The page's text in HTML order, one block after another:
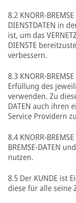
8.2 KNORR-
DIENSTDATEN in
ist, um das
DIENSTE
verbessern.
8.3 KNORR-
Erfüllung des
verwenden. Zu
DATEN auch ihren
Service Providern
8.4 KNORR-
BREMSE-DATEN
nutzen.
8.5 Der KUNDE ist
diese für alle seine